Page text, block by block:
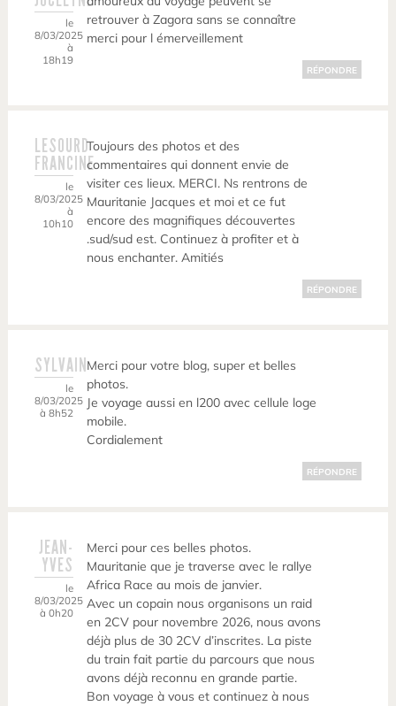
le
8/03/2025
à
18h19
retrouver à Zagora sans se connaître
merci pour l émerveillement
RÉPONDRE
LESOURD
FRANCINE
le
8/03/2025
à
10h10
Toujours des photos et des
commentaires qui donnent envie de
visiter ces lieux. MERCI. Ns rentrons de
Mauritanie Jacques et moi et ce fut
encore des magnifiques découvertes
.sud/sud est. Continuez à profiter et à
nous enchanter. Amitiés
RÉPONDRE
SYLVAIN
le
8/03/2025
à 8h52
Merci pour votre blog, super et belles
photos.
Je voyage aussi en l200 avec cellule loge
mobile.
Cordialement
RÉPONDRE
JEAN-
YVES
le
8/03/2025
à 0h20
Merci pour ces belles photos.
Mauritanie que je traverse avec le rallye
Africa Race au mois de janvier.
Avec un copain nous organisons un raid
en 2CV pour novembre 2026, nous avons
déjà plus de 30 2CV d’inscrites. La piste
du train fait partie du parcours que nous
avons déjà reconnu en grande partie.
Bon voyage à vous et continuez à nous